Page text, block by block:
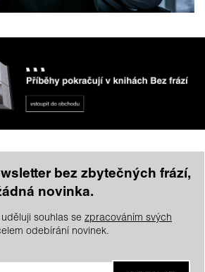
bez zbytečných frází,
novinka.
souhlas se zpracováním svých
odebírání novinek.